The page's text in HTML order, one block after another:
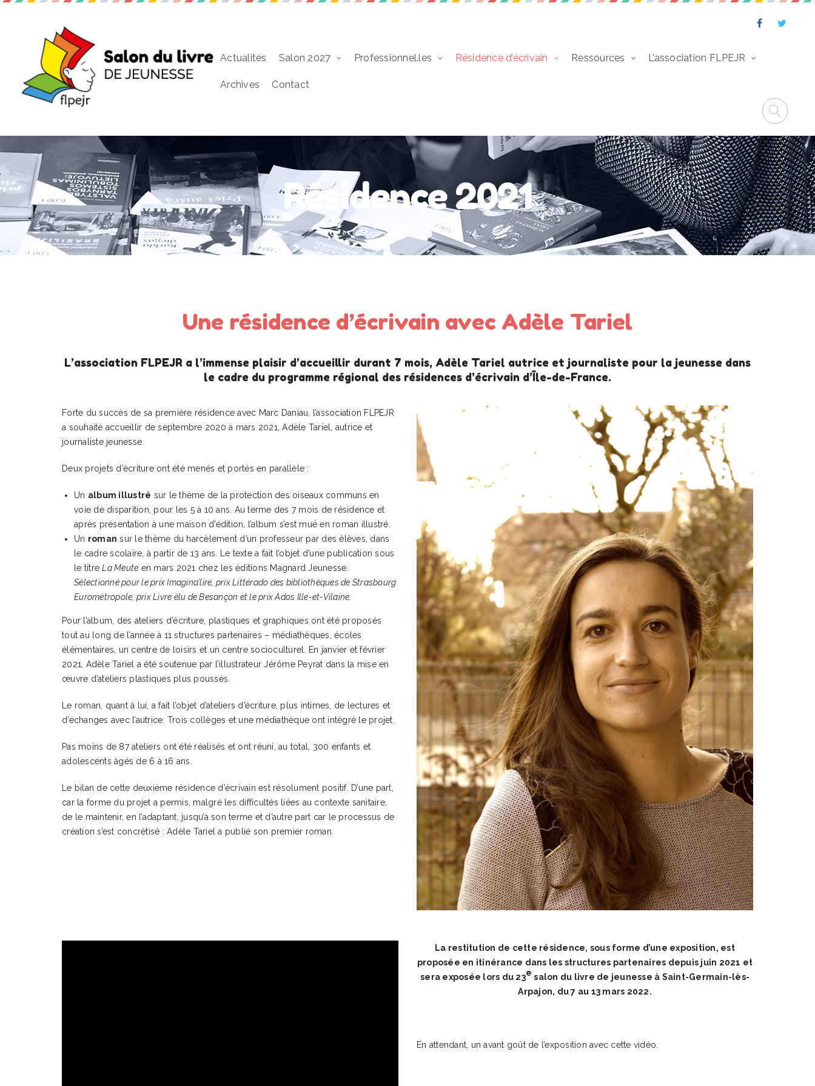
Actualités Salon 2027 Professionnel.les Résidence d’écrivain Ressources L’association FLPEJR
Archives Contact
Résidence 2021
Une résidence d’écrivain avec Adèle Tariel
L’association FLPEJR a l’immense plaisir d’accueillir durant 7 mois, Adèle Tariel autrice et journaliste pour la jeunesse dans
le cadre du programme régional des résidences d’écrivain d’Île-de-France.
Forte du succès de sa première résidence avec Marc Daniau, l’association FLPEJR
a souhaité accueillir de septembre 2020 à mars 2021, Adèle Tariel, autrice et
journaliste jeunesse.
Deux projets d’écriture ont été menés et portés en parallèle :
Un album illustré sur le thème de la protection des oiseaux communs en
voie de disparition, pour les 5 à 10 ans. Au terme des 7 mois de résidence et
après présentation à une maison d’édition, l’album s’est mué en roman illustré.
Un roman sur le thème du harcèlement d’un professeur par des élèves, dans
le cadre scolaire, à partir de 13 ans. Le texte a fait l’objet d’une publication sous
le titreLa Meute en mars 2021 chez les éditions Magnard Jeunesse.
Sélectionné pour le prix Imagina’lire, prix Littérado des bibliothèques de Strasbourg
Eurométropole, prix Livre élu de Besançon et le prix Ados Ille-et-Vilaine.
Pour l’album, des ateliers d’écriture, plastiques et graphiques ont été proposés
tout au long de l’année à 11 structures partenaires – médiathèques, écoles
élémentaires, un centre de loisirs et un centre socioculturel. En janvier et février
2021, Adèle Tariel a été soutenue par l’illustrateur Jérôme Peyrat dans la mise en
œuvre d’ateliers plastiques plus poussés.
Le roman, quant à lui, a fait l’objet d’ateliers d’écriture, plus intimes, de lectures et
d’échanges avec l’autrice. Trois collèges et une médiathèque ont intégré le projet.
Pas moins de 87 ateliers ont été réalisés et ont réuni, au total, 300 enfants et
adolescents âgés de 6 à 16 ans.
Le bilan de cette deuxième résidence d’écrivain est résolument positif. D’une part,
car la forme du projet a permis, malgré les difficultés liées au contexte sanitaire,
de le maintenir, en l’adaptant, jusqu’à son terme et d’autre part car le processus de
création s’est concrétisé : Adèle Tariel a publié son premier roman.
La restitution de cette résidence, sous forme d’une exposition, est
proposée en itinérance dans les structures partenaires depuis juin 2021 et
sera exposée lors du 23e salon du livre de jeunesse à Saint-Germain-lès-
Arpajon, du 7 au 13 mars 2022.
En attendant, un avant goût de l’exposition avec cette vidéo.